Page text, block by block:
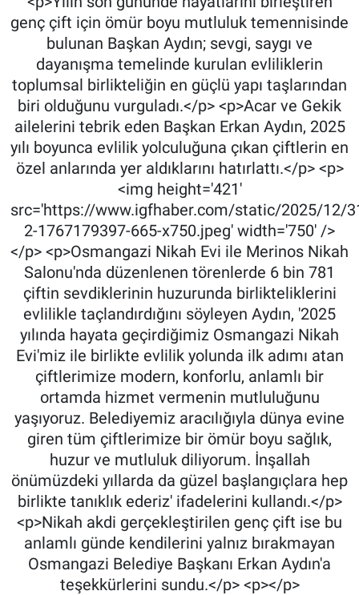
genç çift için ömür boyu mutluluk temennisinde
bulunan Başkan Aydın; sevgi, saygı ve
dayanışma temelinde kurulan evliliklerin
toplumsal birlikteliğin en güçlü yapı taşlarından
biri olduğunu vurguladı.</p> <p>Acar ve Gekik
ailelerini tebrik eden Başkan Erkan Aydın, 2025
yılı boyunca evlilik yolculuğuna çıkan çiftlerin en
özel anlarında yer aldıklarını hatırlattı.</p> <p>
<img height='421'
src='https://www.igfhaber.com/static/2025/12/
2-1767179397-665-x750.jpeg' width='750' />
</p> <p>Osmangazi Nikah Evi ile Merinos Nikah
Salonu'nda düzenlenen törenlerde 6 bin 781
çiftin sevdiklerinin huzurunda birlikteliklerini
evlilikle taçlandırdığını söyleyen Aydın, '2025
yılında hayata geçirdiğimiz Osmangazi Nikah
Evi'miz ile birlikte evlilik yolunda ilk adımı atan
çiftlerimize modern, konforlu, anlamlı bir
ortamda hizmet vermenin mutluluğunu
yaşıyoruz. Belediyemiz aracılığıyla dünya evine
giren tüm çiftlerimize bir ömür boyu sağlık,
huzur ve mutluluk diliyorum. İnşallah
önümüzdeki yıllarda da güzel başlangıçlara hep
birlikte tanıklık ederiz' ifadelerini kullandı.</p>
<p>Nikah akdi gerçekleştirilen genç çift ise bu
anlamlı günde kendilerini yalnız bırakmayan
Osmangazi Belediye Başkanı Erkan Aydın'a
teşekkürlerini sundu.</p> <p></p>